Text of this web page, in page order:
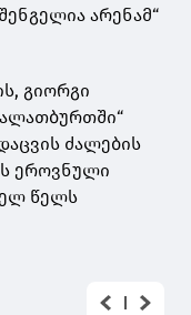
არენამ“
გიორგი
ძალების
ეროვნული
წელს